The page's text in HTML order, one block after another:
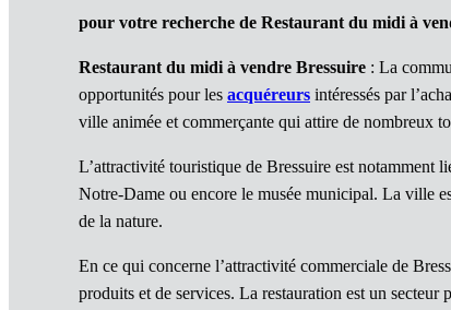
pour votre recherche de Restaurant du midi à
Restaurant du midi à vendre Bressuire : La
opportunités pour les acquéreurs intéressés par
ville animée et commerçante qui attire de nombreux
L’attractivité touristique de Bressuire est notamment
Notre-Dame ou encore le musée municipal. La ville
de la nature.
En ce qui concerne l’attractivité commerciale de
produits et de services. La restauration est un